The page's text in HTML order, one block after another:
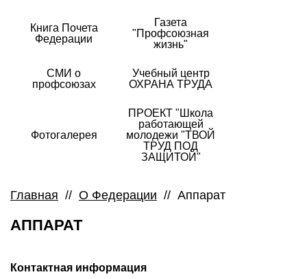
Книга Почета
Федерации
Газета
"Профсоюзная
жизнь"
СМИ о
профсоюзах
Учебный центр
ОХРАНА ТРУДА
Фотогалерея
ПРОЕКТ "Школа
работающей
молодежи "ТВОЙ
ТРУД ПОД
ЗАЩИТОЙ"
Главная // О Федерации // Аппарат
АППАРАТ
Контактная информация